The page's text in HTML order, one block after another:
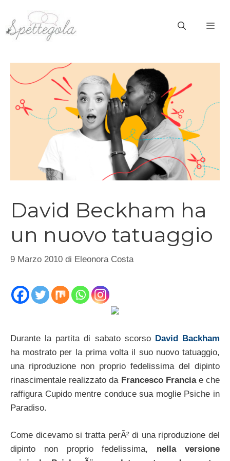
contenuto
David Beckham ha
un nuovo tatuaggio
9 Marzo 2010 di Eleonora Costa
Durante la partita di sabato scorso David Backham
ha mostrato per la prima volta il suo nuovo tatuaggio,
una riproduzione non proprio fedelissima del dipinto
rinascimentale realizzato da Francesco Franciae che
raffigura Cupido mentre conduce sua moglie Psiche in
Paradiso.
Come dicevamo si tratta perÃ² di una riproduzione del
dipinto non proprio fedelissima, nella versione